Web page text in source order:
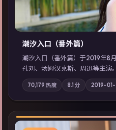
潮汐入口（番外篇）
潮汐入口（番外篇）于2019年8
孔刘、汤姆·汉克斯、周迅等主
小镇的平静被一封匿名信彻底打
站内亦可通过「国产免费观看高
型高分佳作，畅享高清在线追剧
70,179 热度 8.1 分 2019-01-